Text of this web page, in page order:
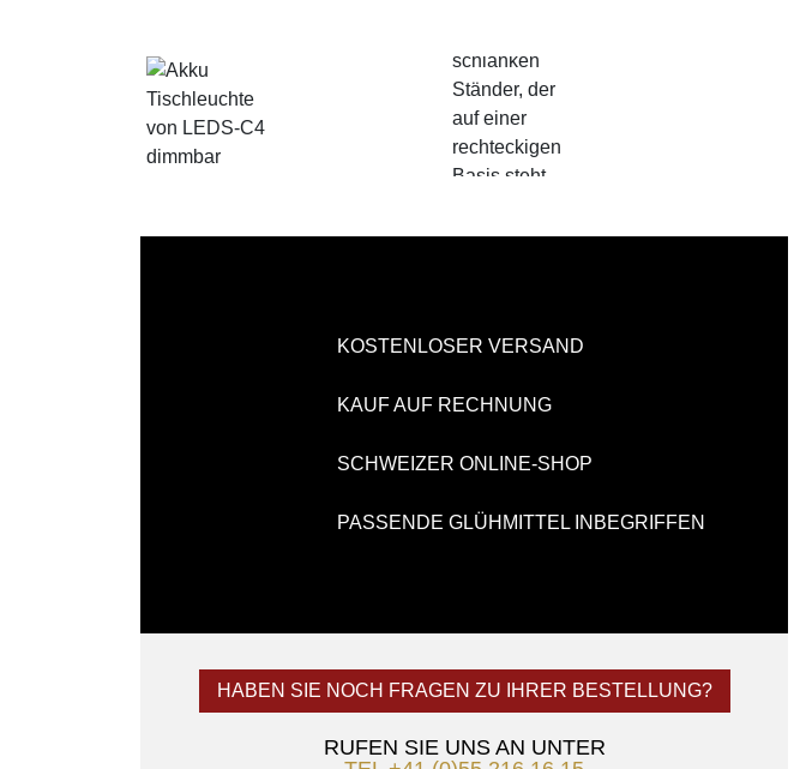
KOSTENLOSER VERSAND
KAUF AUF RECHNUNG
SCHWEIZER ONLINE-SHOP
PASSENDE GLÜHMITTEL INBEGRIFFEN
HABEN SIE NOCH FRAGEN ZU IHRER BESTELLUNG?
RUFEN SIE UNS AN UNTER